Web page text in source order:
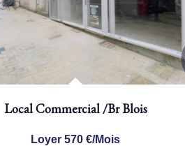
Local Commercial/brBlois
Loyer 570 €/mois